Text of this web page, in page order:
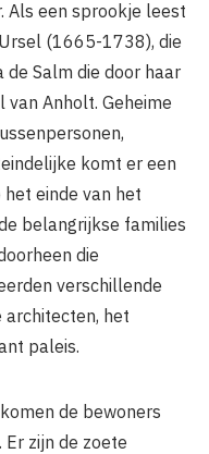
Als een sprookje leest
(1665-1738), die
Salm die door haar
Anholt. Geheime
komt er een
het einde van het
belangrijkse families
die
verschillende
architecten, het
paleis.
de bewoners
zijn de zoete